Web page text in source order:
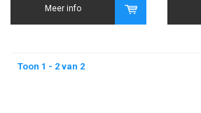
Meer info
Toon 1 - 2 van 2